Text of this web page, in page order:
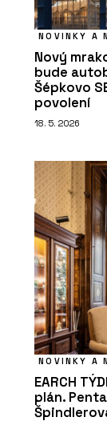
NOVINKY A
Nový
bude
Šépkovo
povolení
18. 5. 2026
NOVINKY A
EARCH
plán.